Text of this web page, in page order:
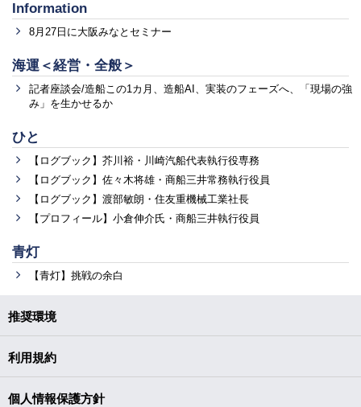
Information
8月27日に大阪みなとセミナー
海運＜経営・全般＞
記者座談会/造船この1カ月、造船AI、実装のフェーズへ、「現場の強
み」を生かせるか
ひと
【ログブック】芥川裕・川崎汽船代表執行役専務
【ログブック】佐々木将雄・商船三井常務執行役員
【ログブック】渡部敏朗・住友重機械工業社長
【プロフィール】小倉伸介氏・商船三井執行役員
青灯
【青灯】挑戦の余白
推奨環境
利用規約
個人情報保護方針